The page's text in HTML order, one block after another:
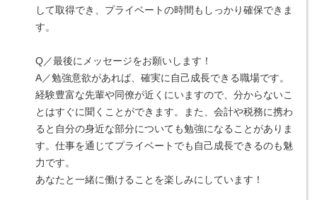
して取得でき、プライベートの時間もしっかり確保できま
す。
Q／最後にメッセージをお願いします！
A／勉強意欲があれば、確実に自己成長できる職場です。
経験豊富な先輩や同僚が近くにいますので、分からないこ
とはすぐに聞くことができます。また、会計や税務に携わ
ると自分の身近な部分についても勉強になることがありま
す。仕事を通じてプライベートでも自己成長できるのも魅
力です。
あなたと一緒に働けることを楽しみにしています！